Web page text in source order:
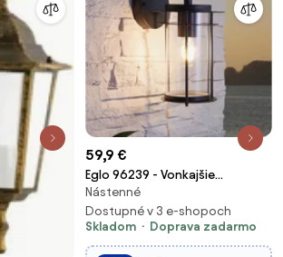
59,9 €
Eglo 96239 - Vonkajšie
nástenné svietidlo VALDEO
1xE27/60W
Nástenné
Dostupné v 3 e-shopoch
Skladom
Doprava zadarmo